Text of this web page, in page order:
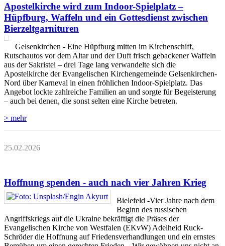
Apostelkirche wird zum Indoor-Spielplatz –
Hüpfburg, Waffeln und ein Gottesdienst zwischen
Bierzeltgarnituren
Gelsenkirchen - Eine Hüpfburg mitten im Kirchenschiff,
Rutschautos vor dem Altar und der Duft frisch gebackener Waffeln
aus der Sakristei – drei Tage lang verwandelte sich die
Apostelkirche der Evangelischen Kirchengemeinde Gelsenkirchen-
Nord über Karneval in einen fröhlichen Indoor-Spielplatz. Das
Angebot lockte zahlreiche Familien an und sorgte für Begeisterung
– auch bei denen, die sonst selten eine Kirche betreten.
> mehr
25.02.2026
Hoffnung spenden - auch nach vier Jahren Krieg
Bielefeld -Vier Jahre nach dem
Beginn des russischen
Angriffskriegs auf die Ukraine bekräftigt die Präses der
Evangelischen Kirche von Westfalen (EKvW) Adelheid Ruck-
Schröder die Hoffnung auf Friedensverhandlungen und ein ernstes